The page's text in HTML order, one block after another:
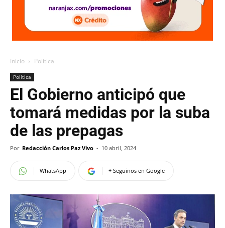
Inicio Política
Política
El Gobierno anticipó que
tomará medidas por la suba
de las prepagas
Por Redacción Carlos Paz Vivo - 10 abril, 2024
WhatsApp + Seguinos en Google